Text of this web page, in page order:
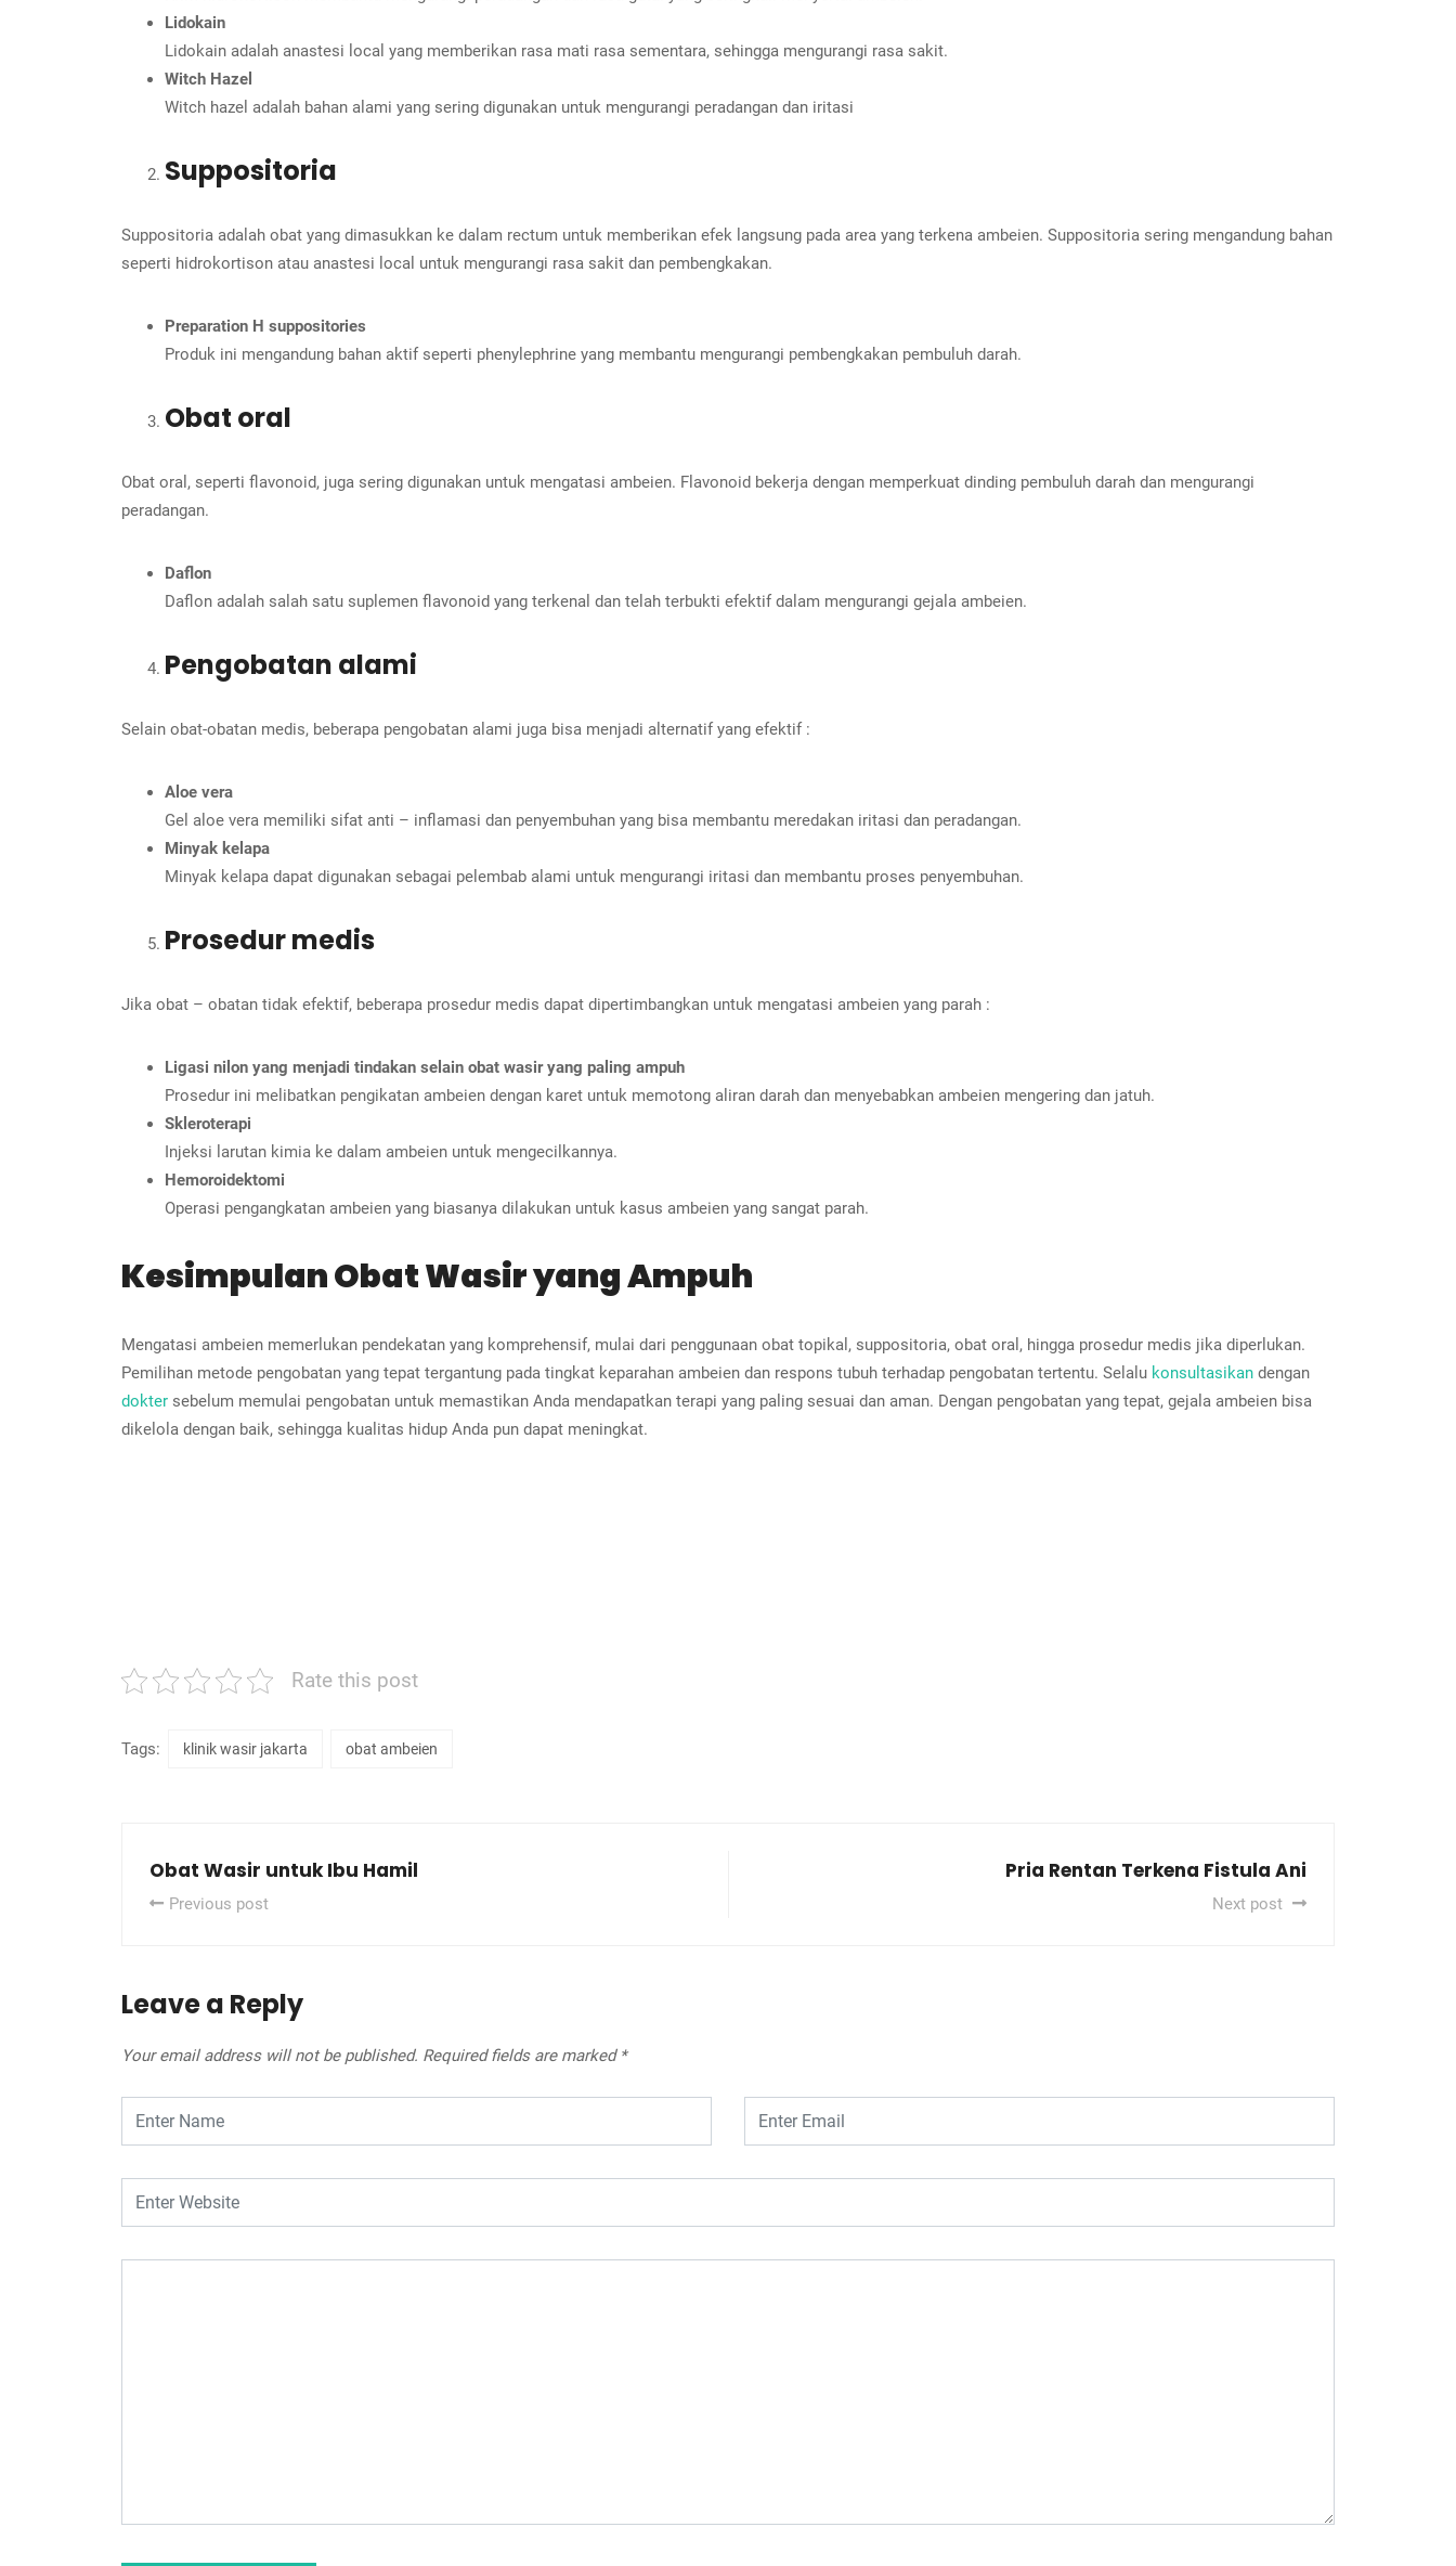
Lidokain
Lidokain adalah anastesi local yang memberikan rasa mati rasa sementara, sehingga mengurangi rasa sakit.
Witch Hazel
Witch hazel adalah bahan alami yang sering digunakan untuk mengurangi peradangan dan iritasi
Suppositoria
Suppositoria adalah obat yang dimasukkan ke dalam rectum untuk memberikan efek langsung pada area yang terkena ambeien. Suppositoria sering mengandung bahan
seperti hidrokortison atau anastesi local untuk mengurangi rasa sakit dan pembengkakan.
Preparation H suppositories
Produk ini mengandung bahan aktif seperti phenylephrine yang membantu mengurangi pembengkakan pembuluh darah.
Obat oral
Obat oral, seperti flavonoid, juga sering digunakan untuk mengatasi ambeien. Flavonoid bekerja dengan memperkuat dinding pembuluh darah dan mengurangi
peradangan.
Daflon
Daflon adalah salah satu suplemen flavonoid yang terkenal dan telah terbukti efektif dalam mengurangi gejala ambeien.
Pengobatan alami
Selain obat-obatan medis, beberapa pengobatan alami juga bisa menjadi alternatif yang efektif :
Aloe vera
Gel aloe vera memiliki sifat anti – inflamasi dan penyembuhan yang bisa membantu meredakan iritasi dan peradangan.
Minyak kelapa
Minyak kelapa dapat digunakan sebagai pelembab alami untuk mengurangi iritasi dan membantu proses penyembuhan.
Prosedur medis
Jika obat – obatan tidak efektif, beberapa prosedur medis dapat dipertimbangkan untuk mengatasi ambeien yang parah :
Ligasi nilon yang menjadi tindakan selain obat wasir yang paling ampuh
Prosedur ini melibatkan pengikatan ambeien dengan karet untuk memotong aliran darah dan menyebabkan ambeien mengering dan jatuh.
Skleroterapi
Injeksi larutan kimia ke dalam ambeien untuk mengecilkannya.
Hemoroidektomi
Operasi pengangkatan ambeien yang biasanya dilakukan untuk kasus ambeien yang sangat parah.
Kesimpulan Obat Wasir yang Ampuh
Mengatasi ambeien memerlukan pendekatan yang komprehensif, mulai dari penggunaan obat topikal, suppositoria, obat oral, hingga prosedur medis jika diperlukan.
Pemilihan metode pengobatan yang tepat tergantung pada tingkat keparahan ambeien dan respons tubuh terhadap pengobatan tertentu. Selalu konsultasikan dengan
dokter sebelum memulai pengobatan untuk memastikan Anda mendapatkan terapi yang paling sesuai dan aman. Dengan pengobatan yang tepat, gejala ambeien bisa
dikelola dengan baik, sehingga kualitas hidup Anda pun dapat meningkat.
Rate this post
Tags: klinik wasir jakarta obat ambeien
Obat Wasir untuk Ibu Hamil
Previous post
Pria Rentan Terkena Fistula Ani
Next post
Leave a Reply
Your email address will not be published. Required fields are marked *